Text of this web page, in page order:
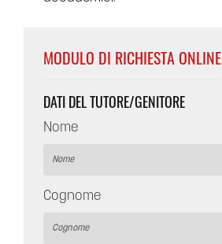
MODULO DI RICHIESTA ONLINE
DATI DEL TUTORE/GENITORE
Nome
Cognome